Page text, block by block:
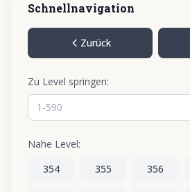
Schnellnavigation
Zurück
Zu Level springen:
Nahe Level:
354
355 356